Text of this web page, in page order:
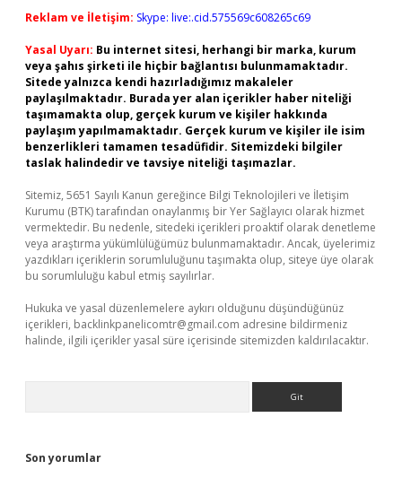
Reklam ve İletişim: Skype: live:.cid.575569c608265c69
Yasal Uyarı: Bu internet sitesi, herhangi bir marka, kurum
veya şahıs şirketi ile hiçbir bağlantısı bulunmamaktadır.
Sitede yalnızca kendi hazırladığımız makaleler
paylaşılmaktadır. Burada yer alan içerikler haber niteliği
taşımamakta olup, gerçek kurum ve kişiler hakkında
paylaşım yapılmamaktadır. Gerçek kurum ve kişiler ile isim
benzerlikleri tamamen tesadüfidir. Sitemizdeki bilgiler
taslak halindedir ve tavsiye niteliği taşımazlar.
Sitemiz, 5651 Sayılı Kanun gereğince Bilgi Teknolojileri ve İletişim
Kurumu (BTK) tarafından onaylanmış bir Yer Sağlayıcı olarak hizmet
vermektedir. Bu nedenle, sitedeki içerikleri proaktif olarak denetleme
veya araştırma yükümlülüğümüz bulunmamaktadır. Ancak, üyelerimiz
yazdıkları içeriklerin sorumluluğunu taşımakta olup, siteye üye olarak
bu sorumluluğu kabul etmiş sayılırlar.
Hukuka ve yasal düzenlemelere aykırı olduğunu düşündüğünüz
içerikleri, backlinkpanelicomtr@gmail.com adresine bildirmeniz
halinde, ilgili içerikler yasal süre içerisinde sitemizden kaldırılacaktır.
Son yorumlar